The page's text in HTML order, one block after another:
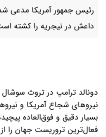
داعش در نیجریه را کشته
دونالد ترامپ در تروث
نیروهای شجاع آمریکا و
بسیار دقیق و فوق‌العاده
فعال‌ترین تروریست جهان را